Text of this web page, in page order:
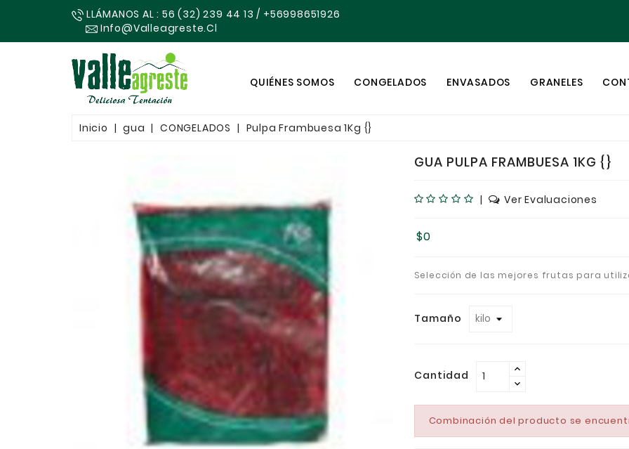
LLÁMANOS AL : 56 (32) 239 44 13 / +56998651926
Info@valleagreste.cl
QUIÉNES SOMOS CONGELADOS ENVASADOS GRANELES
Inicio gua CONGELADOS Pulpa Frambuesa 1Kg {}
GUA PULPA FRAMBUESA 1KG {}
| Ver Evaluaciones
$0
Selección de las mejores frutas para
Tamaño
Cantidad
Combinación del producto se